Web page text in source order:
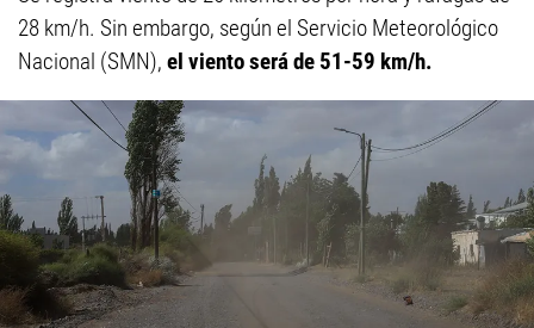
28 km/h. Sin embargo, según el Servicio Meteorológico
Nacional (SMN), el viento será de 51-59 km/h.